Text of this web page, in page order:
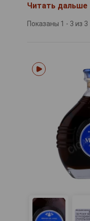
объединение
владельцы, в
2016 году
выдержку по
Название
с традицией. В
до
дистилляции
ранее
гармоничным
Хереса, под
атмосфере,
Сегодня
брендов
Продукция
известен
Читать дальше
Показаны 1 - 3 из 3